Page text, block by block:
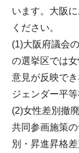
います。大阪
ください。
(1)大阪府議会
の選挙区では
意見が反映で
ジェンダー平
(2)女性差別撤
共同参画施策
別・昇進昇格